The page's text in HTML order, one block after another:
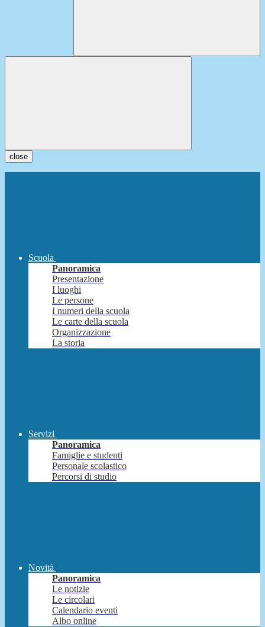
close
Scuola
Panoramica
Presentazione
I luoghi
Le persone
I numeri della scuola
Le carte della scuola
Organizzazione
La storia
Servizi
Panoramica
Famiglie e studenti
Personale scolastico
Percorsi di studio
Novità
Panoramica
Le notizie
Le circolari
Calendario eventi
Albo online